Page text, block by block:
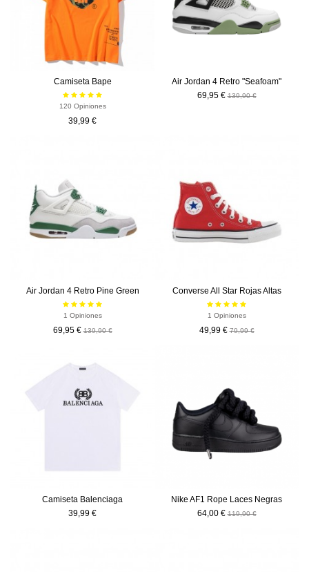
Camiseta Bape
120 Opiniones
39,99 €
Air Jordan 4 Retro "Seafoam"
69,95 € 139,90 €
Air Jordan 4 Retro Pine Green
1 Opiniones
69,95 € 139,90 €
Converse All Star Rojas Altas
1 Opiniones
49,99 € 79,99 €
Camiseta Balenciaga
39,99 €
Nike AF1 Rope Laces Negras
64,00 € 119,90 €